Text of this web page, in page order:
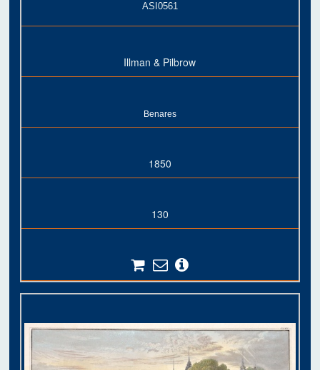
ASI0561
Illman & Pilbrow
Benares
1850
130